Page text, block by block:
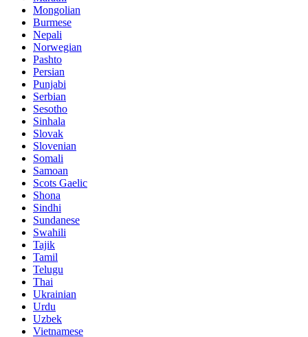
Mongolian
Burmese
Nepali
Norwegian
Pashto
Persian
Punjabi
Serbian
Sesotho
Sinhala
Slovak
Slovenian
Somali
Samoan
Scots Gaelic
Shona
Sindhi
Sundanese
Swahili
Tajik
Tamil
Telugu
Thai
Ukrainian
Urdu
Uzbek
Vietnamese